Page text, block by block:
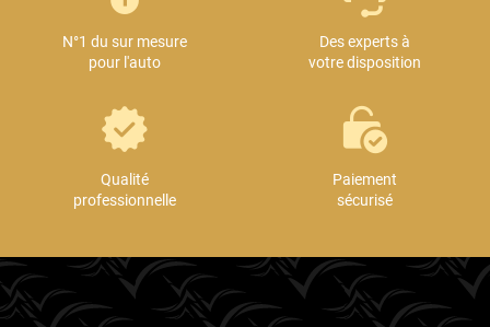
N°1 du sur mesure
pour l'auto
Des experts à
votre disposition
Qualité
professionnelle
Paiement
sécurisé